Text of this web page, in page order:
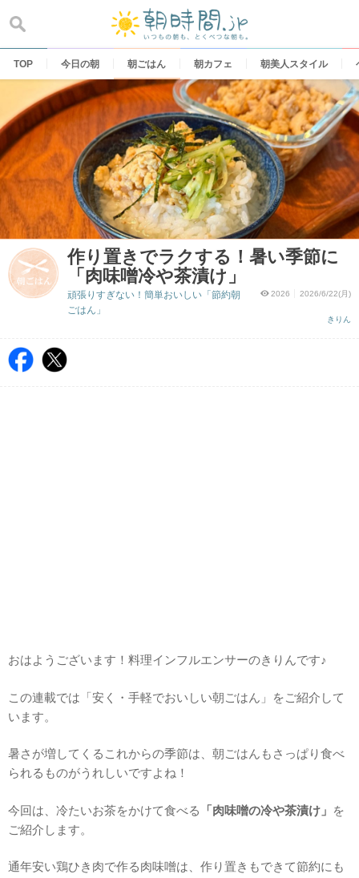
content
TOP 今日の朝 朝ごはん 朝カフェ 朝美人スタイル
作り置きでラクする！暑い季節に
「肉味噌冷や茶漬け」
2026 2026/6/22(月)
きりん
頑張りすぎない！簡単おいしい「節約朝
ごはん」
おはようございます！料理インフルエンサーのきりんです♪
この連載では「安く・手軽でおいしい朝ごはん」をご紹介して
います。
暑さが増してくるこれからの季節は、朝ごはんもさっぱり食べ
られるものがうれしいですよね！
今回は、冷たいお茶をかけて食べる 「肉味噌の冷や茶漬け」 を
ご紹介します。
通年安い鶏ひき肉で作る肉味噌は、作り置きもできて節約にも